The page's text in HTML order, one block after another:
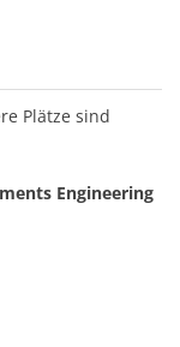
Plätze sind
Engineering